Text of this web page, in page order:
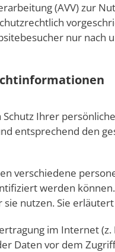
(AVV) zur
nur nach
Ihrer
entsprechend den
verschiedene
werden
nutzen. Sie
im Internet
Daten vor dem